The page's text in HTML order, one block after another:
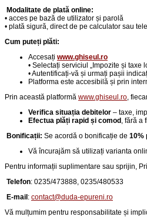
Modalitate de plată online:
• acces pe bază de utilizator și parolă
• plată sigură, direct de pe calculator sau
Cum puteți plăti:
Accesați www.ghiseul.ro
• Selectați serviciul „Impozite și taxe
• Autentificați-vă și urmați pașii
Platforma este accesibilă și prin
Prin această platformă www.ghiseul.ro,
Verifica situația debitelor – taxe,
Efectua plăți rapid și comod , fără a
Bonificații: Se acordă o bonificație de 10%
Vă încurajăm să utilizați varianta
Pentru informații suplimentare sau sprijin,
Telefon: 0235/473888, 0235/480533
E-mail : contact@duda-epureni.ro
Vă mulțumim pentru responsabilitate și